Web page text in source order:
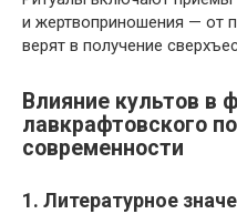
и жертвоприношения — от
верят в получение
Влияние культов в
лавкрафтовского
современности
1. Литературное